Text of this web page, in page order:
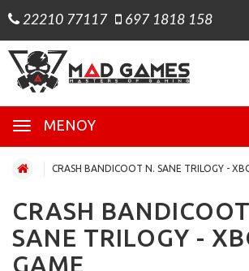
22210 77117 697 1818 158
ΜΕΝΟΎ
CRASH BANDICOOT N. SANE TRILOGY -
CRASH
SANE TRILOGY -
GAME